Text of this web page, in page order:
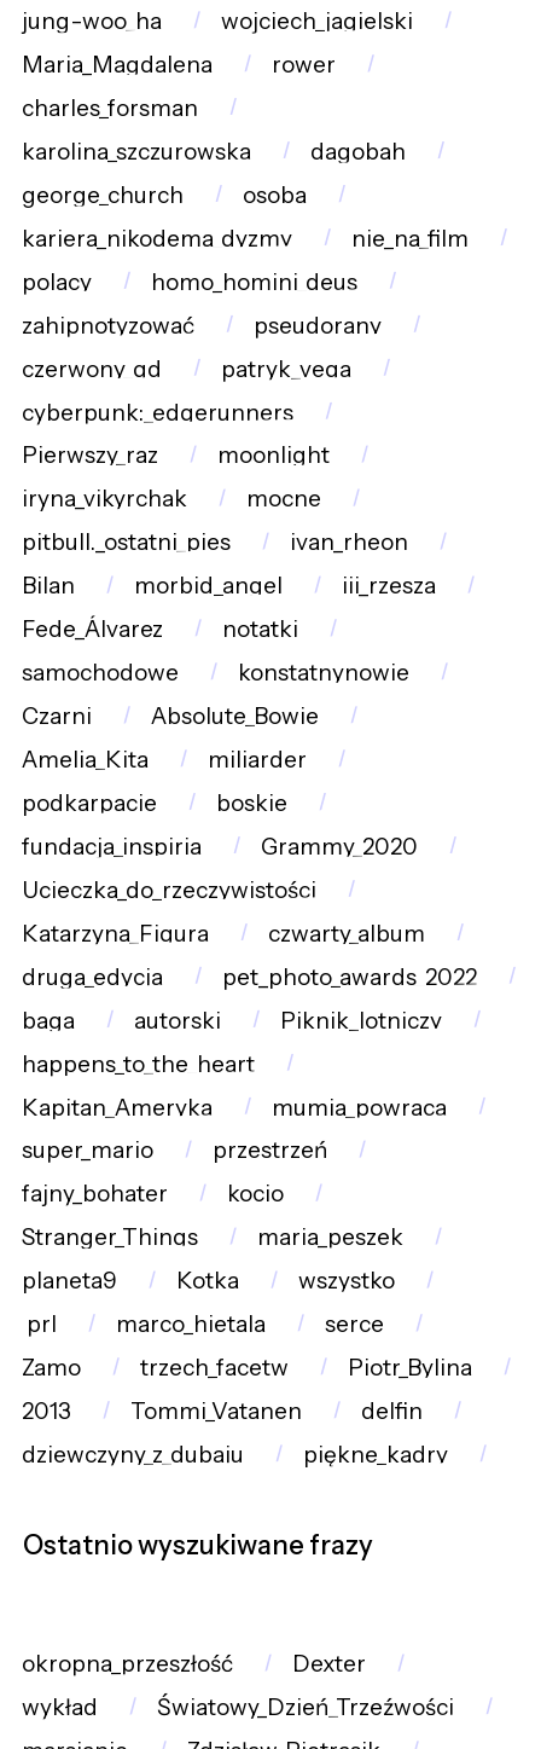
jung-woo_ha
wojciech_jagielski
Maria_Magdalena
rower
charles_forsman
karolina_szczurowska
dagobah
george_church
osoba
kariera_nikodema_dyzmy
nie_na_film
polacy
homo_homini_deus
zahipnotyzować
pseudorany
czerwony_gd
patryk_vega
cyberpunk:_edgerunners
Pierwszy_raz
moonlight
iryna_vikyrchak
mocne
pitbull._ostatni_pies
ivan_rheon
Bilan
morbid_angel
iii_rzesza
Fede_Álvarez
notatki
samochodowe
konstatnynowie
Czarni
Absolute_Bowie
Amelia_Kita
miliarder
podkarpacie
boskie
fundacja_inspiria
Grammy_2020
Ucieczka_do_rzeczywistości
Katarzyna_Figura
czwarty_album
druga_edycja
pet_photo_awards_2022
baga
autorski
Piknik_lotniczy
happens_to_the_heart
Kapitan_Ameryka
mumia_powraca
super_mario
przestrzeń
fajny_bohater
kocio
Stranger_Things
maria_peszek
planeta9
Kotka
wszystko
prl
marco_hietala
serce
Zamo
trzech_facetw
Piotr_Bylina
2013
Tommi_Vatanen
delfin
dziewczyny_z_dubaju
piękne_kadry
Ostatnio wyszukiwane frazy
okropna_przeszłość
Dexter
wykład
Światowy_Dzień_Trzeźwości